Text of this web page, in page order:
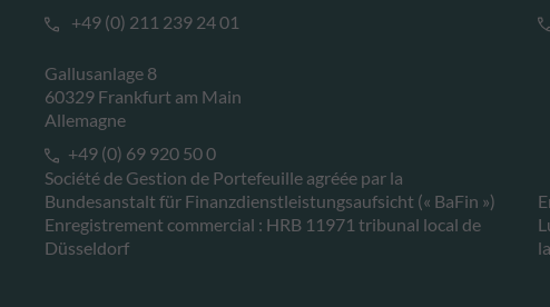
+49 (0) 211 239 24 01
Gallusanlage 8
60329 Frankfurt am Main
Allemagne
+49 (0) 69 920 50 0
Société de Gestion de Portefeuille agréée par la
Bundesanstalt für Finanzdienstleistungsaufsicht (« BaFin »)
Enregistrement commercial : HRB 11971 tribunal local de
Düsseldorf